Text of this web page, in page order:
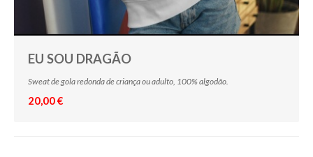
EU SOU DRAGÃO
Sweat de gola redonda de criança ou adulto, 100% algodão.
20,00 €